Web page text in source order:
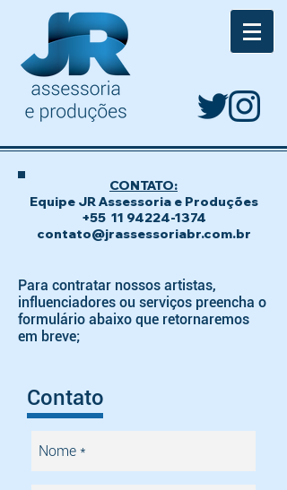
Contato
Para contratar nossos artistas,
influenciadores ou serviços preencha o
formulário abaixo que retornaremos
em breve;
CONTATO:
Equipe JR Assessoria e Produções
+55 11 94224-1374
contato@jrassessoriabr.com.br